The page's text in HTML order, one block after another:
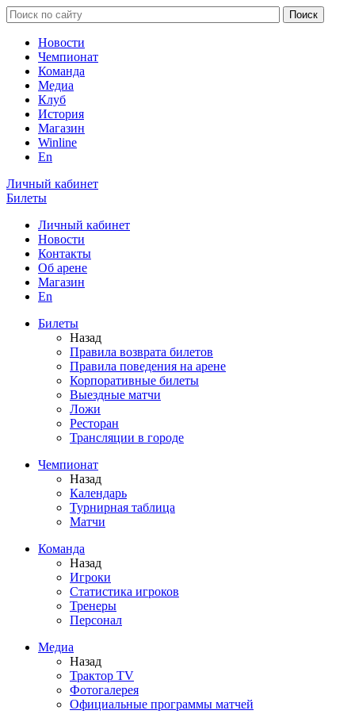
Новости
Чемпионат
Команда
Медиа
Клуб
История
Магазин
Winline
En
Личный кабинет
Билеты
Личный кабинет
Новости
Контакты
Об арене
Магазин
En
Билеты
Назад
Правила возврата билетов
Правила поведения на арене
Корпоративные билеты
Выездные матчи
Ложи
Ресторан
Трансляции в городе
Чемпионат
Назад
Календарь
Турнирная таблица
Матчи
Команда
Назад
Игроки
Статистика игроков
Тренеры
Персонал
Медиа
Назад
Трактор TV
Фотогалерея
Официальные программы матчей